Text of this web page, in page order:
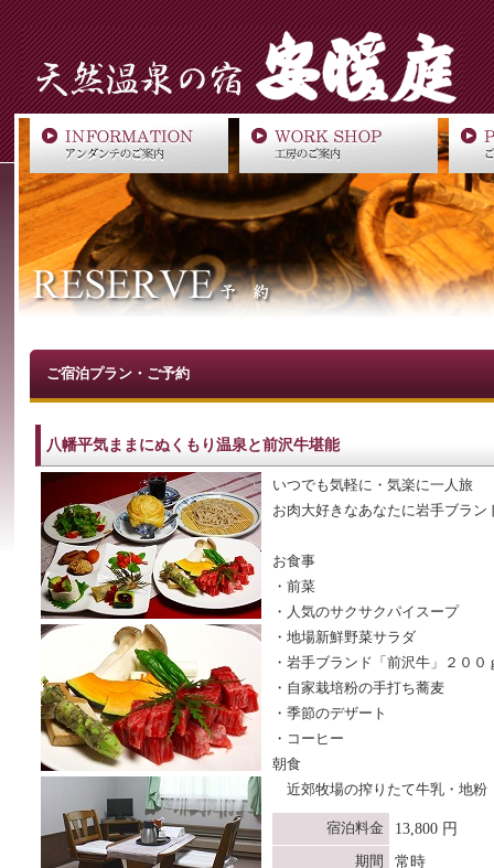
ご宿泊プラン・ご予約
八幡平気ままにぬくもり温泉と前沢牛堪能
いつでも気軽に・気楽に一人旅
お肉大好きなあなたに岩手ブラ
お食事
・前菜
・人気のサクサクパイスープ
・地場新鮮野菜サラダ
・岩手ブランド「前沢牛」２００
・自家栽培粉の手打ち蕎麦
・季節のデザート
・コーヒー
朝食
近郊牧場の搾りたて牛乳・地粉
宿泊料金
13,800 円
期間
常時